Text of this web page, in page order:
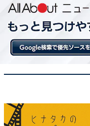
カズチー、実食！